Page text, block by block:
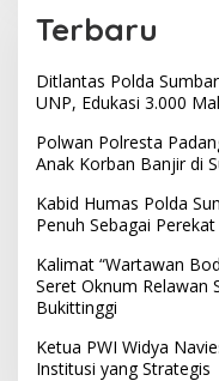
Terbaru
Ditlantas Polda
UNP, Edukasi 3.000
Polwan Polresta
Anak Korban Banjir di
Kabid Humas Polda
Penuh Sebagai
Kalimat “Wartawan
Seret Oknum Relawan
Bukittinggi
Ketua PWI Widya
Institusi yang Strategis